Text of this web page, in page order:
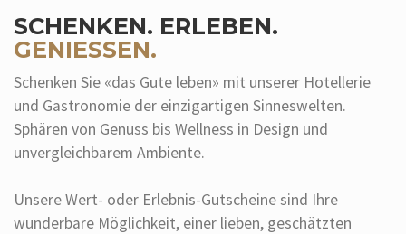
SCHENKEN. ERLEBEN.
GENIESSEN.
Schenken Sie «das Gute leben» mit unserer Hotellerie
und Gastronomie der einzigartigen Sinneswelten.
Sphären von Genuss bis Wellness in Design und
unvergleichbarem Ambiente.
Unsere Wert- oder Erlebnis-Gutscheine sind Ihre
wunderbare Möglichkeit, einer lieben, geschätzten